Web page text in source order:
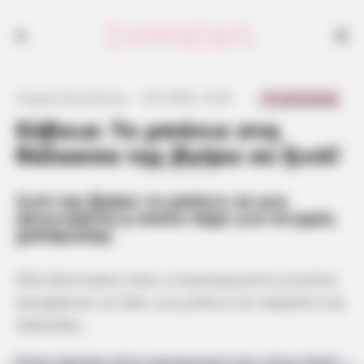
Εύβοια: Το μπάνιο στη
θάλασσα της βγήκε σε ξινό!
Ξινό της βγήκε το μπάνιο σε μια
ηλικιωμένη η οποία πήγε για στιγμές